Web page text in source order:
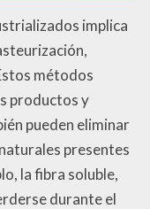
implica
métodos
productos y
pueden eliminar
presentes
la fibra soluble,
durante el